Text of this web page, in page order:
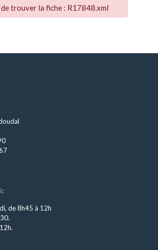
trouver la fiche : R17848.xml
de 8h45 à 12h